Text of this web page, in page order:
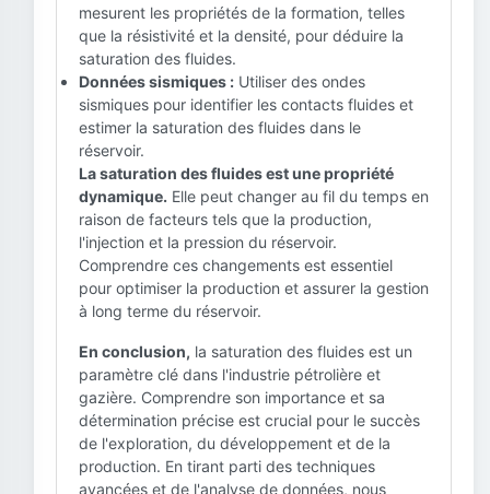
mesurent les propriétés de la formation, telles
que la résistivité et la densité, pour déduire la
saturation des fluides.
Données sismiques : Utiliser des ondes
sismiques pour identifier les contacts fluides et
estimer la saturation des fluides dans le
réservoir.
La saturation des fluides est une propriété
dynamique. Elle peut changer au fil du temps en
raison de facteurs tels que la production,
l'injection et la pression du réservoir.
Comprendre ces changements est essentiel
pour optimiser la production et assurer la gestion
à long terme du réservoir.
En conclusion, la saturation des fluides est un
paramètre clé dans l'industrie pétrolière et
gazière. Comprendre son importance et sa
détermination précise est crucial pour le succès
de l'exploration, du développement et de la
production. En tirant parti des techniques
avancées et de l'analyse de données, nous